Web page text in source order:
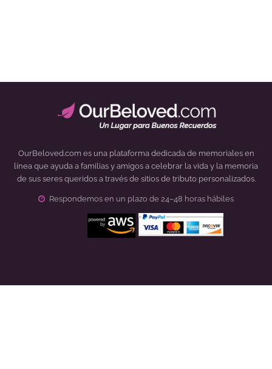
OurBeloved.com es una plataforma dedicada de memoriales en
línea que ayuda a familias y amigos a celebrar la vida y la memoria
de sus seres queridos a través de sitios de tributo personalizados.
Respondemos en un plazo de 24–48 horas hábiles
Click to open certificate verification popup